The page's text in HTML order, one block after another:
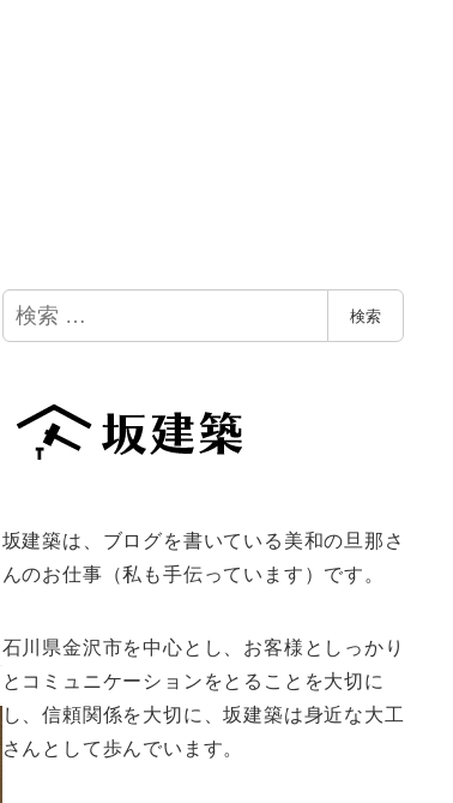
検
索
検索
坂建築は、ブログを書いている美和の旦那さ
んのお仕事（私も手伝っています）です。
石川県金沢市を中心とし、お客様としっかり
とコミュニケーションをとることを大切に
し、信頼関係を大切に、坂建築は身近な大工
さんとして歩んでいます。